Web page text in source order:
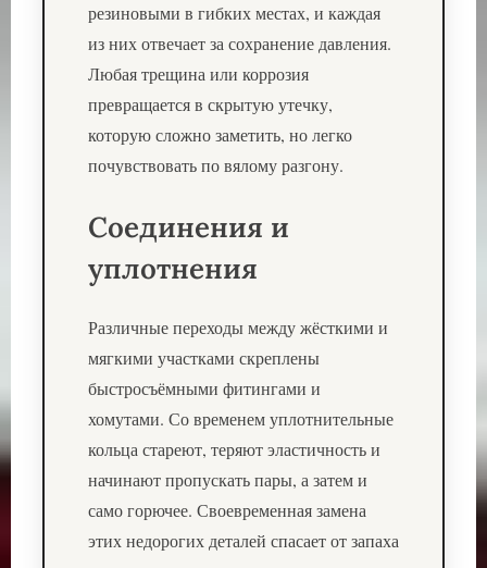
резиновыми в гибких местах, и каждая
из них отвечает за сохранение давления.
Любая трещина или коррозия
превращается в скрытую утечку,
которую сложно заметить, но легко
почувствовать по вялому разгону.
Соединения и
уплотнения
Различные переходы между жёсткими и
мягкими участками скреплены
быстросъёмными фитингами и
хомутами. Со временем уплотнительные
кольца стареют, теряют эластичность и
начинают пропускать пары, а затем и
само горючее. Своевременная замена
этих недорогих деталей спасает от запаха